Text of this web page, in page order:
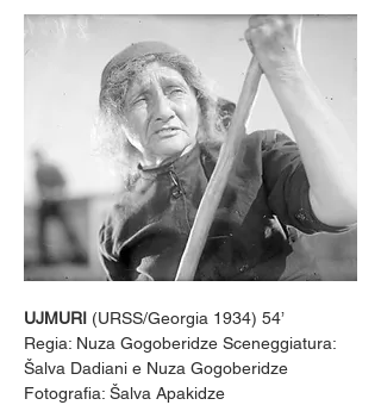
UJMURI (URSS/Georgia 1934) 54’
Regia: Nuza Gogoberidze Sceneggiatura:
Šalva Dadiani e Nuza Gogoberidze
Fotografia: Šalva Apakidze